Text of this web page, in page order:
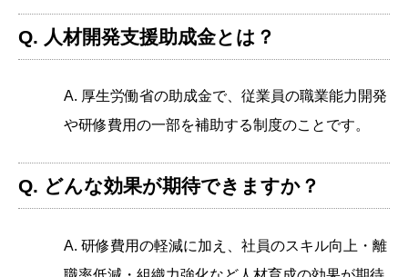
Q. 人材開発支援助成金とは？
A. 厚生労働省の助成金で、従業員の職業能力開発
や研修費用の一部を補助する制度のことです。
Q. どんな効果が期待できますか？
A. 研修費用の軽減に加え、社員のスキル向上・離